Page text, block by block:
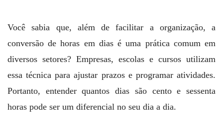
Você sabia que, além de facilitar a organização, a
conversão de horas em dias é uma prática comum em
diversos setores? Empresas, escolas e cursos utilizam
essa técnica para ajustar prazos e programar atividades.
Portanto, entender quantos dias são cento e sessenta
horas pode ser um diferencial no seu dia a dia.